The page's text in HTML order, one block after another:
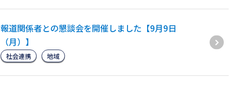
報道関係者との懇談会を開催しました【9月9日
（月）】
社会連携 地域